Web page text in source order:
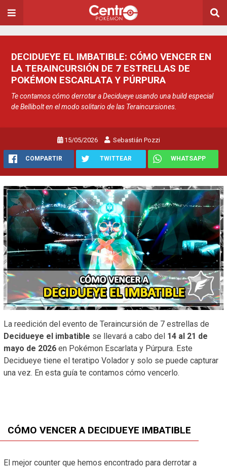
DECIDUEYE EL IMBATIBLE: CÓMO VENCER EN
LA TERAINCURSIÓN DE 7 ESTRELLAS DE
POKÉMON ESCARLATA Y PÚRPURA
Te contamos cómo derrotar a Decidueye usando una build especial
de Bellibolt en el modo solitario de las Teraincursiones.
15/05/2026 Sebastián Pozzi
COMPARTIR TWITTEAR WHATSAPP
La reedición del evento de Teraincursión de 7 estrellas de
Decidueye el imbatible se llevará a cabo del 14 al 21 de
mayo de 2026 en Pokémon Escarlata y Púrpura. Este
Decidueye tiene el teratipo Volador y solo se puede capturar
una vez. En esta guía te contamos cómo vencerlo.
CÓMO VENCER A DECIDUEYE IMBATIBLE
El mejor counter que hemos encontrado para derrotar a